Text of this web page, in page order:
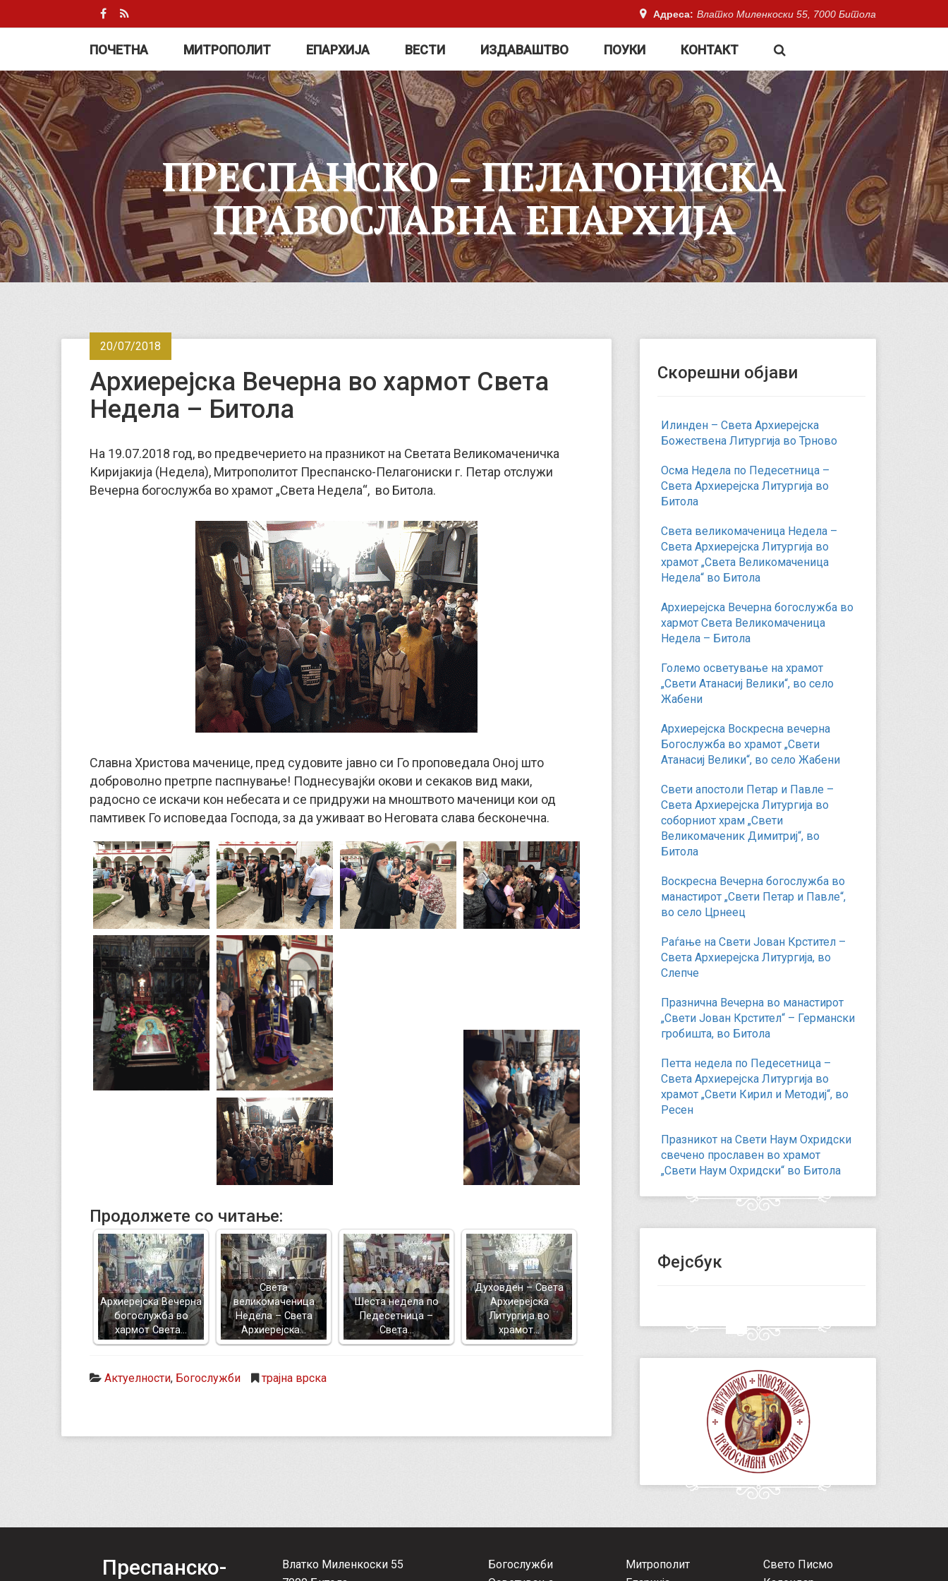
Адреса: Влатко Миленкоски 55, 7000 Битола
ПОЧЕТНА МИТРОПОЛИТ ЕПАРХИЈА ВЕСТИ ИЗДАВАШТВО ПОУКИ КОНТАКТ
ПРЕСПАНСКО – ПЕЛАГОНИСКА
ПРАВОСЛАВНА ЕПАРХИЈА
20/07/2018
Архиерејска Вечерна во хармот Света
Недела – Битола
На 19.07.2018 год, во предвечерието на празникот на Светата Великомаченичка
Киријакија (Недела), Митрополитот Преспанско-Пелагониски г. Петар отслужи
Вечерна богослужба во храмот „Света Недела“, во Битола.
Славна Христова маченице, пред судовите јавно си Го проповедала Оној што
доброволно претрпе паспнување! Поднесувајќи окови и секаков вид маки,
радосно се искачи кон небесата и се придружи на мноштвото маченици кои од
памтивек Го исповедаа Господа, за да уживаат во Неговата слава бесконечна.
Продолжете со читање:
Архиерејска Вечерна
богослужба во
хармот Света…
Света
великомаченица
Недела – Света
Архиерејска…
Шеста недела по
Педесетница –
Света…
Духовден – Света
Архиерејска
Литургија во
храмот…
Актуелности, Богослужби трајна врска
Скорешни објави
Илинден – Света Архиерејска
Божествена Литургија во Трново
Осма Недела по Педесетница –
Света Архиерејска Литургија во
Битола
Света великомаченица Недела –
Света Архиерејска Литургија во
храмот „Света Великомаченица
Недела“ во Битола
Архиерејска Вечерна богослужба во
хармот Света Великомаченица
Недела – Битола
Големо осветување на храмот
„Свети Атанасиј Велики“, во село
Жабени
Архиерејска Воскресна вечерна
Богослужба во храмот „Свети
Атанасиј Велики“, во село Жабени
Свети апостоли Петар и Павле –
Света Архиерејска Литургија во
соборниот храм „Свети
Великомаченик Димитриј“, во
Битола
Воскресна Вечерна богослужба во
манастирот „Свети Петар и Павле“,
во село Црнеец
Раѓање на Свети Јован Крстител –
Света Архиерејска Литургија, во
Слепче
Празнична Вечерна во манастирот
„Свети Јован Крстител“ – Германски
гробишта, во Битола
Петта недела по Педесетница –
Света Архиерејска Литургија во
храмот „Свети Кирил и Методиј“, во
Ресен
Празникот на Свети Наум Охридски
свечено прославен во храмот
„Свети Наум Охридски“ во Битола
Фејсбук
Преспанско-
Влатко Миленкоски 55
Богослужби
Митрополит
Свето Писмо